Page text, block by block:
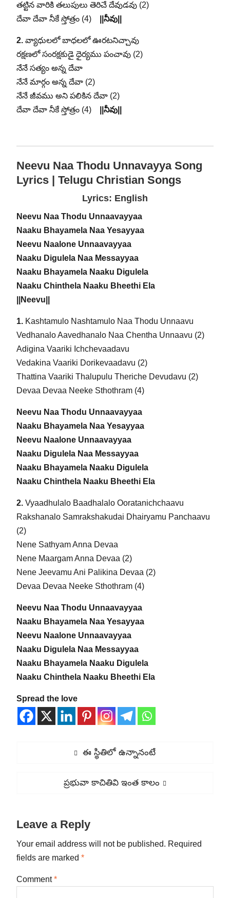
తట్టిన వారికి తలుపులు తెరిచే దేవుడవు (2)
దేవా దేవా నీకే స్తోత్రం (4)
||నీవు||
2. వ్యాధులలో బాధలలో ఊరటనిచ్చావు
రక్షణలో సంరక్షకుడై ధైర్యము పంచావు (2)
నేనే సత్యం అన్న దేవా
నేనే మార్గం అన్న దేవా (2)
నేనే జీవము అని పలికిన దేవా (2)
దేవా దేవా నీకే స్తోత్రం (4)
||నీవు||
Neevu Naa Thodu Unnavayya Song
Lyrics | Telugu Christian Songs
Lyrics: English
Neevu Naa Thodu Unnaavayyaa
Naaku Bhayamela Naa Yesayyaa
Neevu Naalone Unnaavayyaa
Naaku Digulela Naa Messayyaa
Naaku Bhayamela Naaku Digulela
Naaku Chinthela Naaku Bheethi Ela
||Neevu||
1. Kashtamulo Nashtamulo Naa Thodu Unnaavu
Vedhanalo Aavedhanalo Naa Chentha Unnaavu (2)
Adigina Vaariki Ichchevaadavu
Vedakina Vaariki Dorikevaadavu (2)
Thattina Vaariki Thalupulu Theriche Devudavu (2)
Devaa Devaa Neeke Sthothram (4)
Neevu Naa Thodu Unnaavayyaa
Naaku Bhayamela Naa Yesayyaa
Neevu Naalone Unnaavayyaa
Naaku Digulela Naa Messayyaa
Naaku Bhayamela Naaku Digulela
Naaku Chinthela Naaku Bheethi Ela
2. Vyaadhulalo Baadhalalo Ooratanichchaavu
Rakshanalo Samrakshakudai Dhairyamu Panchaavu
(2)
Nene Sathyam Anna Devaa
Nene Maargam Anna Devaa (2)
Nene Jeevamu Ani Palikina Devaa (2)
Devaa Devaa Neeke Sthothram (4)
Neevu Naa Thodu Unnaavayyaa
Naaku Bhayamela Naa Yesayyaa
Neevu Naalone Unnaavayyaa
Naaku Digulela Naa Messayyaa
Naaku Bhayamela Naaku Digulela
Naaku Chinthela Naaku Bheethi Ela
Spread the love
Previous
ఈ స్థితిలో ఉన్నానంటే
Next
ప్రభువా కాచితివి ఇంత కాలం
Leave a Reply
Your email address will not be published. Required
fields are marked *
Comment*